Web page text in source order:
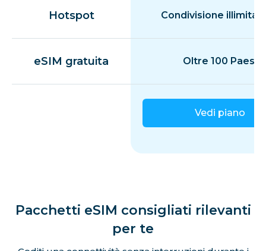
Hotspot Condivisione
eSIM gratuita Oltre 100 Paesi
Vedi piano
Pacchetti eSIM consigliati rilevanti
per te